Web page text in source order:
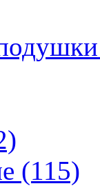
(115)